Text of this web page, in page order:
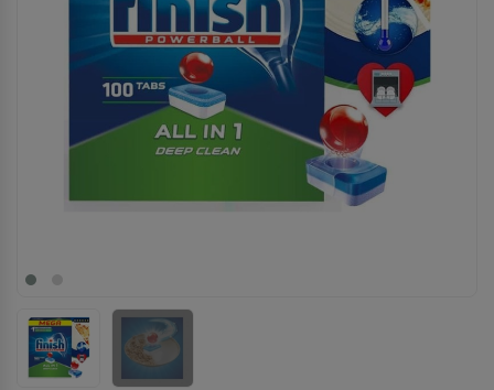
Chị Lan-
ở Bắc Ninh đã đặt lò vi sóng cách đây 30 phút
Chị Hương
ở Quảng Ninh đã đặt máy rửa bát cách đây 5
giờ